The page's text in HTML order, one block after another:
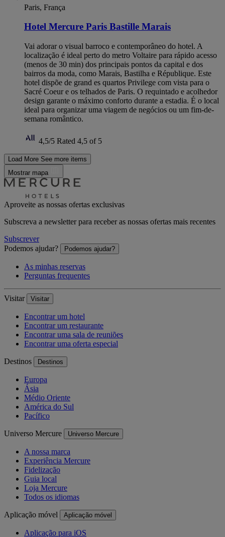
Paris, França
Hotel Mercure Paris Bastille Marais
Vai adorar o visual barroco e contemporâneo do hotel. A
localização é ideal perto do metro Voltaire para rápido acesso
(menos de 30 min) dos principais pontos da capital e dos
bairros da moda, como Marais, Bastilha e République. Este
hotel dispõe de grand es quartos Privilege com vista para o
Sacré Coeur e os telhados de Paris. O requintado e acolhedor
design garante o máximo conforto durante a estadia. É o local
ideal para organizar uma viagem de negócios ou um fim-de-
semana romântico.
4,5/5 Rated 4,5 of 5
Load More See more items
Mostrar mapa
Aproveite as nossas ofertas exclusivas
Subscreva a newsletter para receber as nossas ofertas mais recentes
Subscrever
Podemos ajudar?
Podemos ajudar?
As minhas reservas
Perguntas frequentes
Visitar Visitar
Encontrar um hotel
Encontrar um restaurante
Encontrar uma sala de reuniões
Encontrar uma oferta especial
Destinos Destinos
Europa
Ásia
Médio Oriente
América do Sul
Pacífico
Universo Mercure Universo Mercure
A nossa marca
Experiência Mercure
Fidelização
Guia local
Loja Mercure
Todos os idiomas
Aplicação móvel Aplicação móvel
Aplicação para iOS